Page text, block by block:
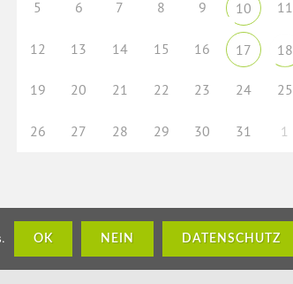
5 6 7 8 9 10 11
12 13 14 15 16 17 18
19 20 21 22 23 24 25
26 27 28 29 30 31 1
OK NEIN DATENSCHUTZ